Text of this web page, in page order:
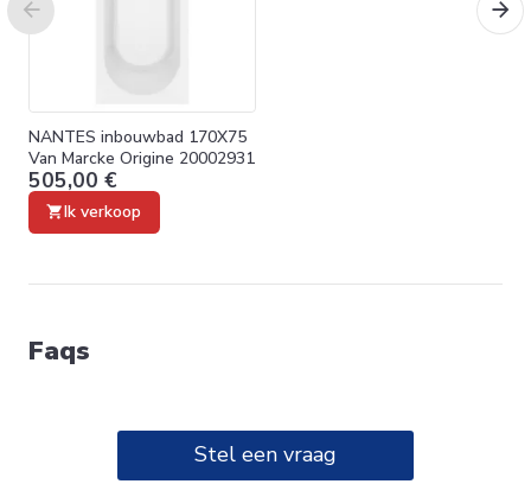
NANTES inbouwbad 170X75
Van Marcke Origine 20002931
505,00 €
Ik verkoop
Faqs
Stel een vraag